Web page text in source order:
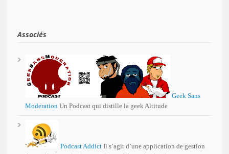
Associés
Geek Sans
Moderation Un Podcast qui distille la geek Altitude
Podcast Addict Il s’agit d’une application de gestion